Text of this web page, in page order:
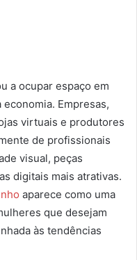
a ocupar espaço em
Empresas,
virtuais e produtores
de profissionais
visual, peças
digitais mais atrativas.
aparece como uma
que desejam
às tendências